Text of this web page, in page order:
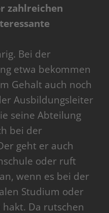
zahlreichen
Bei der
etwa bekommen
Gehalt auch noch
Ausbildungsleiter
seine Abteilung
bei der
geht er auch
oder ruft
wenn es bei der
Studium oder
Da rutschen